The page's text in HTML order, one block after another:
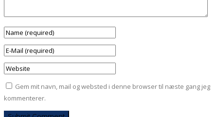
Gem mit navn, mail og websted i denne browser til næste gang jeg
kommenterer.